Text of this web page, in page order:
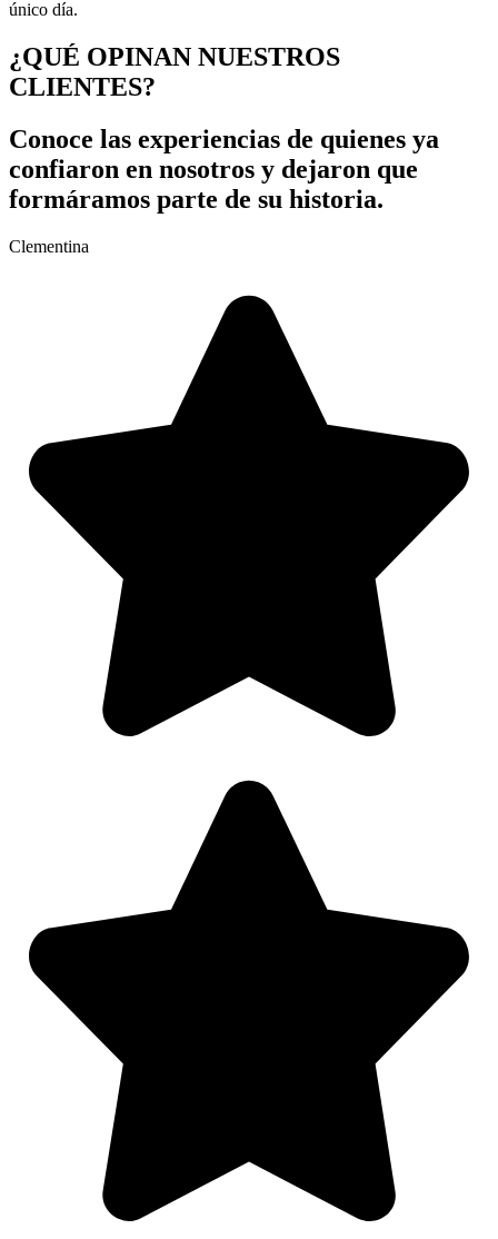
único día.
¿QUÉ OPINAN NUESTROS
CLIENTES?
Conoce las experiencias de quienes ya
confiaron en nosotros y dejaron que
formáramos parte de su historia.
Clementina